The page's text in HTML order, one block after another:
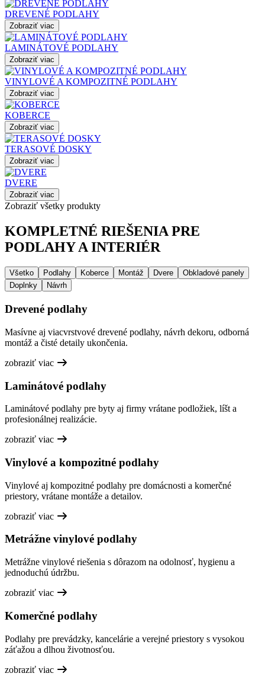
DREVENÉ PODLAHY
Zobraziť viac
LAMINÁTOVÉ PODLAHY
Zobraziť viac
VINYLOVÉ A KOMPOZITNÉ PODLAHY
Zobraziť viac
KOBERCE
Zobraziť viac
TERASOVÉ DOSKY
Zobraziť viac
DVERE
Zobraziť viac
Zobraziť všetky produkty
KOMPLETNÉ RIEŠENIA PRE
PODLAHY A INTERIÉR
Všetko Podlahy Koberce Montáž Dvere
Obkladové panely
Doplnky
Návrh
Drevené podlahy
Masívne aj viacvrstvové drevené podlahy, návrh dekoru, odborná
montáž a čisté detaily ukončenia.
zobraziť viac
Laminátové podlahy
Laminátové podlahy pre byty aj firmy vrátane podložiek, líšt a
profesionálnej realizácie.
zobraziť viac
Vinylové a kompozitné podlahy
Vinylové aj kompozitné podlahy pre domácnosti a komerčné
priestory, vrátane montáže a detailov.
zobraziť viac
Metrážne vinylové podlahy
Metrážne vinylové riešenia s dôrazom na odolnosť, hygienu a
jednoduchú údržbu.
zobraziť viac
Komerčné podlahy
Podlahy pre prevádzky, kancelárie a verejné priestory s vysokou
záťažou a dlhou životnosťou.
zobraziť viac